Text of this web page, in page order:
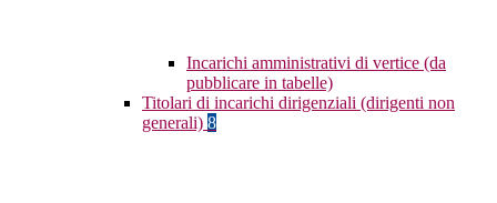
Incarichi amministrativi di vertice (da
pubblicare in tabelle)
Titolari di incarichi dirigenziali (dirigenti non
generali) 8